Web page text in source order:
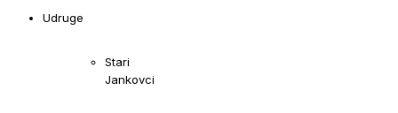
Udruge
Stari
Jankovci